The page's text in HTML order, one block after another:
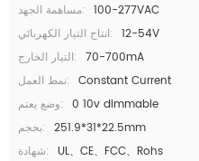
مساهمة الجهد: 100-277VAC
انتاج التيار الكهربائي: 12-54V
التيار الخارج: 70-700mA
نمط العمل: Constant Current
وضع يعتم: 0 10v dimmable
بحجم: 251.9*31*22.5mm
شهادة:
UL、CE、FCC、Rohs